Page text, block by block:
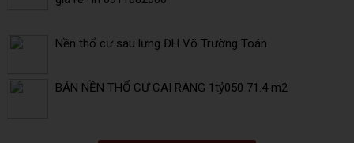
Nền thổ cư sau lưng ĐH Võ Trường Toán
BÁN NỀN THỔ CƯ CAI RANG 1tỷ050 71.4 m2